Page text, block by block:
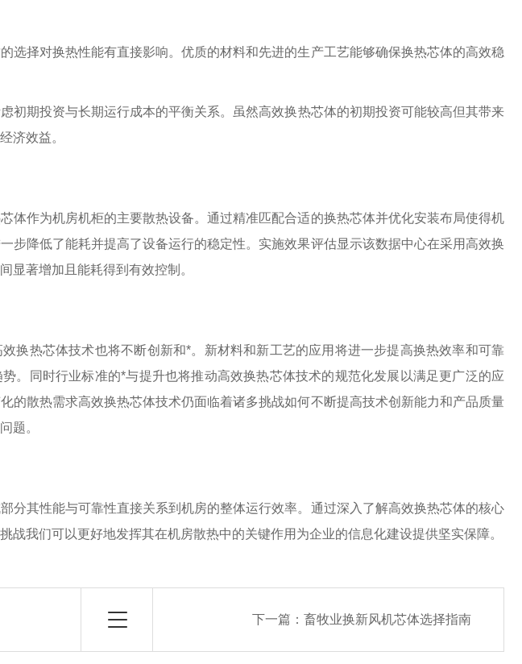
选择对换热性能有直接影响。优质的材料和先进的生产工艺能够确保换热芯体的高效稳
初期投资与长期运行成本的平衡关系。虽然高效换热芯体的初期投资可能较高但其带来
济效益。
体作为机房机柜的主要散热设备。通过精准匹配合适的换热芯体并优化安装布局使得机
步降低了能耗并提高了设备运行的稳定性。实施效果评估显示该数据中心在采用高效换
显著增加且能耗得到有效控制。
换热芯体技术也将不断创新和*。新材料和新工艺的应用将进一步提高换热效率和可靠
。同时行业标准的*与提升也将推动高效换热芯体技术的规范化发展以满足更广泛的应
的散热需求高效换热芯体技术仍面临着诸多挑战如何不断提高技术创新能力和产品质量
题。
分其性能与可靠性直接关系到机房的整体运行效率。通过深入了解高效换热芯体的核心
战我们可以更好地发挥其在机房散热中的关键作用为企业的信息化建设提供坚实保障。
下一篇： 畜牧业换新风机芯体选择指南